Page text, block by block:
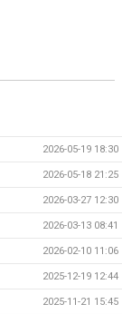
2026-05-19 18:30
2026-05-18 21:25
2026-03-27 12:30
2026-03-13 08:41
2026-02-10 11:06
2025-12-19 12:44
2025-11-21 15:45